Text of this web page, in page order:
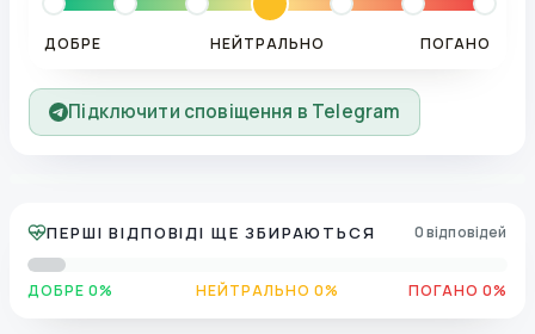
ДОБРЕ НЕЙТРАЛЬНО ПОГАНО
Підключити сповіщення в Telegram
ПЕРШІ ВІДПОВІДІ ЩЕ ЗБИРАЮТЬСЯ 0 відповідей
ДОБРЕ 0% НЕЙТРАЛЬНО 0% ПОГАНО 0%